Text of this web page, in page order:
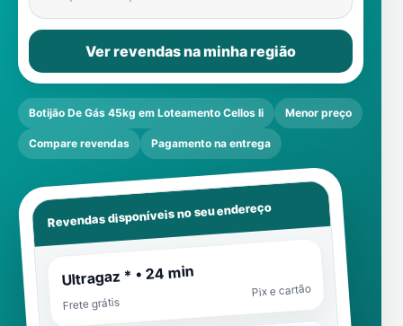
Ver revendas na minha região
Botijão De Gás 45kg em Loteamento Cellos Ii Menor preço
Compare revendas Pagamento na entrega
Revendas disponíveis no seu endereço
Ultragaz * • 24 min
Frete grátis
Pix e cartão